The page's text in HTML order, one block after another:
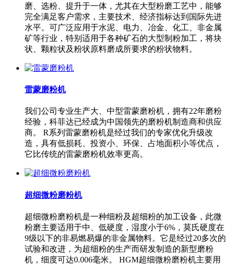
磨、选粉、提升于一体，尤其在大型粉磨工艺中，能够
完全满足客户需求，主要技术、经济指标达到国际先进
水平。可广泛应用于水泥、电力、冶金、化工、非金属
矿等行业，特别适用于各种矿石的大型制粉加工，将块
状、颗粒状及粉状原料磨成所要求的粉状物料。
雷蒙磨粉机
我们公司专业生产大、中型雷蒙磨粉机，拥有22年磨粉
经验，科菲达已经成为中国领先的磨粉机制造商和供应
商。 R系列雷蒙磨粉机是经过我们的专家优化升级改
造，具有低损耗、投资小、环保、占地面积小等优点，
它比传统的雷蒙磨粉机效率更高。
超细微粉磨粉机
超细微粉磨粉机是一种细粉及超细粉的加工设备，此微
粉磨主要适用于中、低硬度，湿度小于6%，莫氏硬度在
9级以下的非易燃易爆的非金属物料。它是经过20多次的
试验和改进，为超细粉的生产而研发制造的新型磨粉
机，细度可达0.006毫米。 HGM超细微粉磨粉机主要用